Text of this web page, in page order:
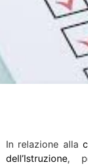
In relazione alla
dell’Istruzione,